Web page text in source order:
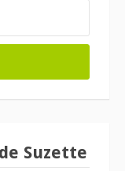
Suzette